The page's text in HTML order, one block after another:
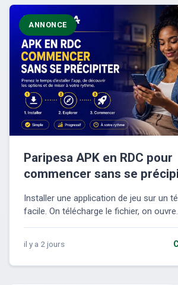
ANNONCE
Paripesa APK en RDC pour
commencer sans se
Installer une application de jeu sur un
facile. On télécharge le fichier, on
il y a 2 jours